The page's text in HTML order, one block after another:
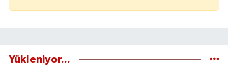
Yükleniyor...